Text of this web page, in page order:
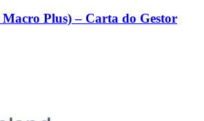
Plus) – Carta do Gestor